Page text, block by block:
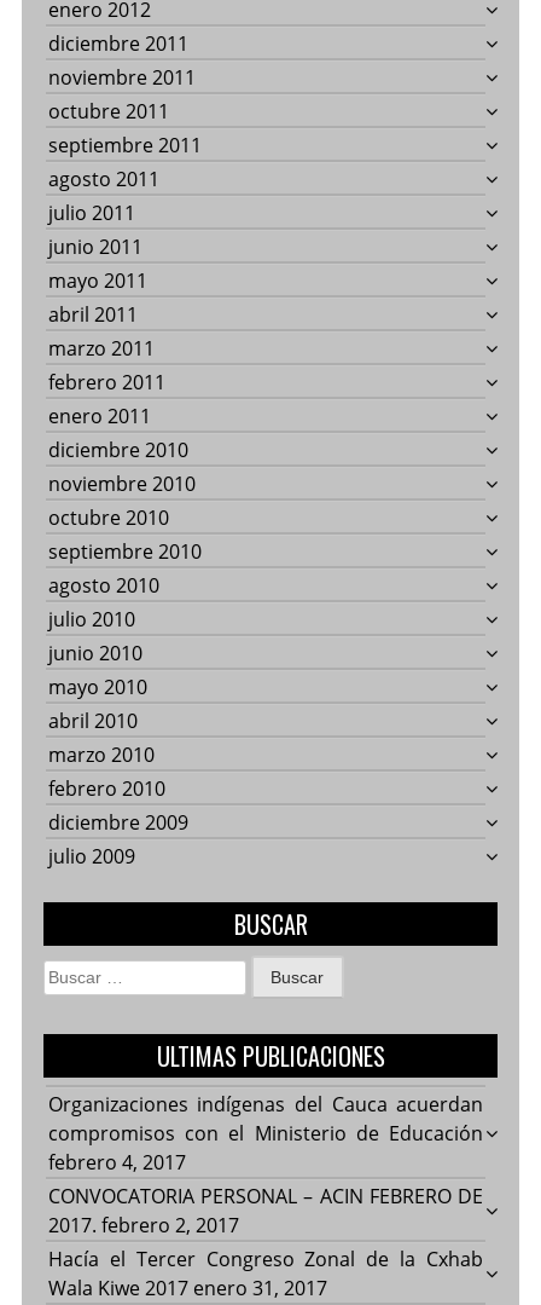
enero 2012
diciembre 2011
noviembre 2011
octubre 2011
septiembre 2011
agosto 2011
julio 2011
junio 2011
mayo 2011
abril 2011
marzo 2011
febrero 2011
enero 2011
diciembre 2010
noviembre 2010
octubre 2010
septiembre 2010
agosto 2010
julio 2010
junio 2010
mayo 2010
abril 2010
marzo 2010
febrero 2010
diciembre 2009
julio 2009
BUSCAR
Buscar:
ULTIMAS PUBLICACIONES
Organizaciones indígenas del Cauca acuerdan
compromisos con el Ministerio de Educación
febrero 4, 2017
CONVOCATORIA PERSONAL – ACIN FEBRERO DE
2017. febrero 2, 2017
Hacía el Tercer Congreso Zonal de la Cxhab
Wala Kiwe 2017 enero 31, 2017